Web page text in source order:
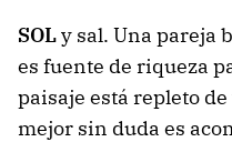
SOLy sal. Una pareja
es fuente de riqueza
paisaje está repleto
mejor sin duda es